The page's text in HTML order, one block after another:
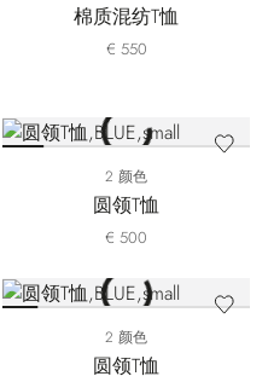
棉质混纺T恤
€ 550
2 颜色
圆领T恤
€ 500
2 颜色
圆领T恤